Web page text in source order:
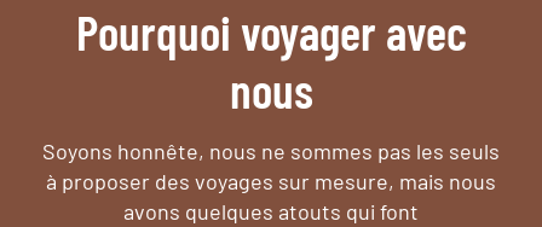
Pourquoi voyager avec
nous
Soyons honnête, nous ne sommes pas les seuls
à proposer des voyages sur mesure, mais nous
avons quelques atouts qui font